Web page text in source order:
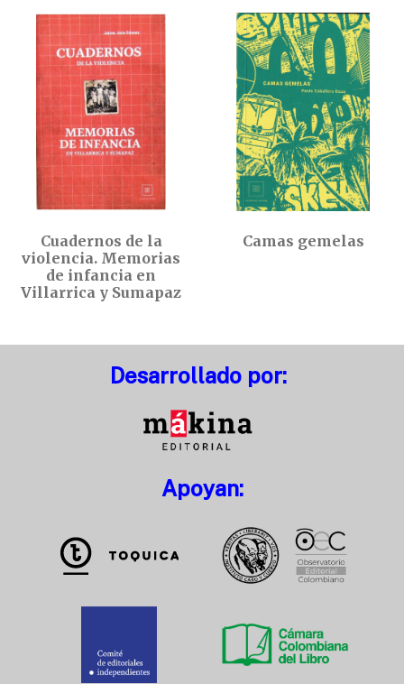
Cuadernos de la
violencia. Memorias
de infancia en
Villarrica y Sumapaz
Camas gemelas
Desarrollado por:
Apoyan: